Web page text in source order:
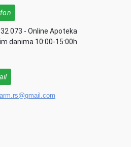
073 - Online Apoteka
danima 10:00-15:00h